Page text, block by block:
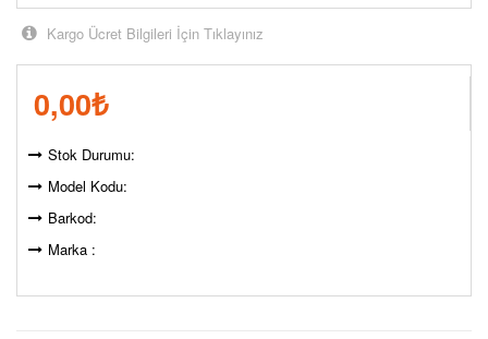
Kargo Ücret Bilgileri İçin Tıklayınız
0,00₺
Stok Durumu:
Model Kodu:
Barkod:
Marka :